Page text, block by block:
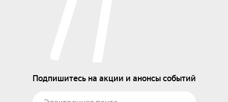
Подпишитесь на акции и анонсы событий